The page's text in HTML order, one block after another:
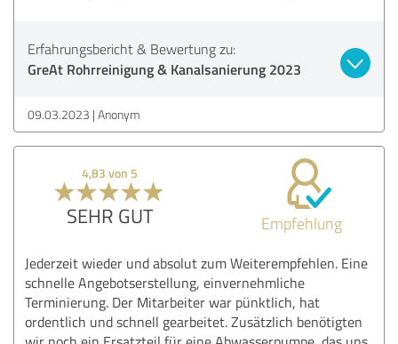
Erfahrungsbericht & Bewertung zu:
GreAt Rohrreinigung & Kanalsanierung 2023
09.03.2023 Anonym
4,83 von 5
SEHR GUT Empfehlung
Jederzeit wieder und absolut zum Weiterempfehlen. Eine
schnelle Angebotserstellung, einvernehmliche
Terminierung. Der Mitarbeiter war pünktlich, hat
ordentlich und schnell gearbeitet. Zusätzlich benötigten